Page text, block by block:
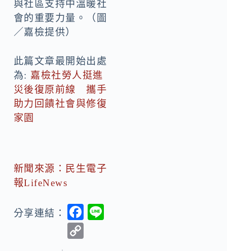
與社區支持中溫暖社
會的重要力量。（圖
／嘉檢提供）
此篇文章最開始出處
為: 嘉檢社勞人挺進
災後復原前線 攜手
助力回饋社會與修復
家園
新聞來源：民生電子
報LifeNews
分享連結：
F